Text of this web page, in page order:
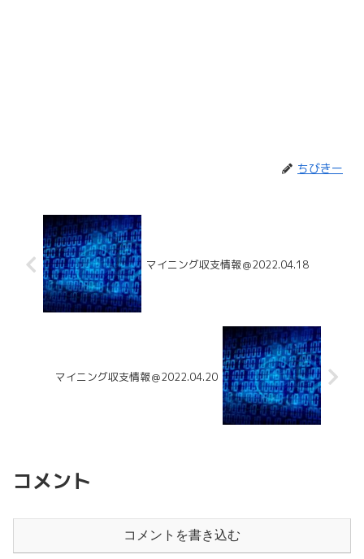
ちびきー
マイニング収支情報＠2022.04.18
マイニング収支情報＠2022.04.20
コメント
コメントを書き込む